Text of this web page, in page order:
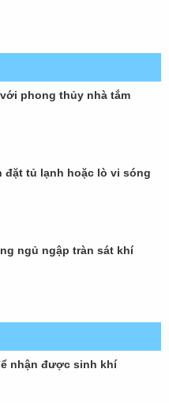
phong thủy nhà tắm
đặt tủ lạnh hoặc lò vi sóng
ngủ ngập tràn sát khí
nhận được sinh khí